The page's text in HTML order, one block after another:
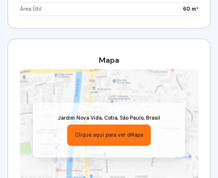
Área Útil: 60 m²
Mapa
Jardim Nova Vida, Cotia, São Paulo, Brasil
Clique aqui para ver oMapa